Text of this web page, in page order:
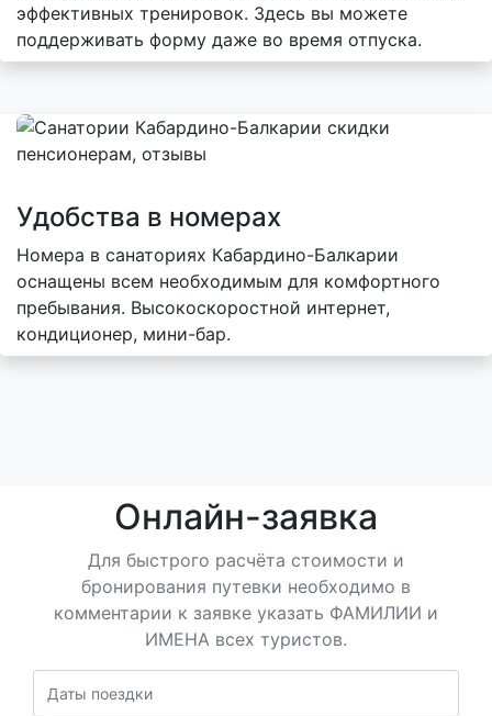
эффективных тренировок. Здесь вы можете
поддерживать форму даже во время отпуска.
Удобства в номерах
Номера в санаториях Кабардино-Балкарии
оснащены всем необходимым для комфортного
пребывания. Высокоскоростной интернет,
кондиционер, мини-бар.
Онлайн-заявка
Для быстрого расчёта стоимости и
бронирования путевки необходимо в
комментарии к заявке указать ФАМИЛИИ и
ИМЕНА всех туристов.